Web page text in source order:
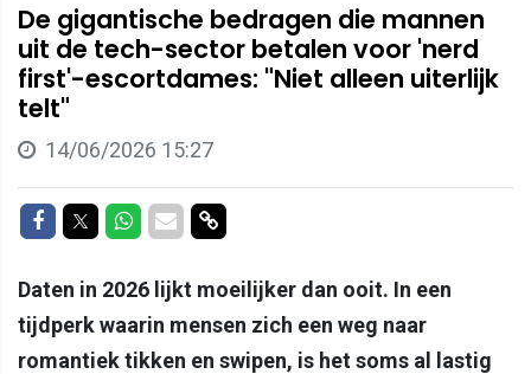
De gigantische bedragen die mannen
uit de tech-sector betalen voor 'nerd
first'-escortdames: "Niet alleen uiterlijk
telt"
14/06/2026 15:27
Delen op Facebook
Delen op Twitter
Delen op Whatsapp
Delen via Mail
Delen via link
Daten in 2026 lijkt moeilijker dan ooit. In een
tijdperk waarin mensen zich een weg naar
romantiek tikken en swipen, is het soms al lastig